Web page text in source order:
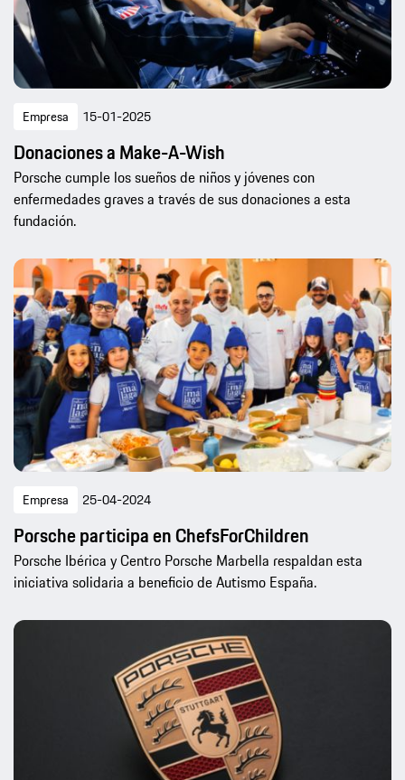
Empresa 15-01-2025
Donaciones a Make-A-Wish
Porsche cumple los sueños de niños y jóvenes con
enfermedades graves a través de sus donaciones a esta
fundación.
Empresa 25-04-2024
Porsche participa en ChefsForChildren
Porsche Ibérica y Centro Porsche Marbella respaldan esta
iniciativa solidaria a beneficio de Autismo España.